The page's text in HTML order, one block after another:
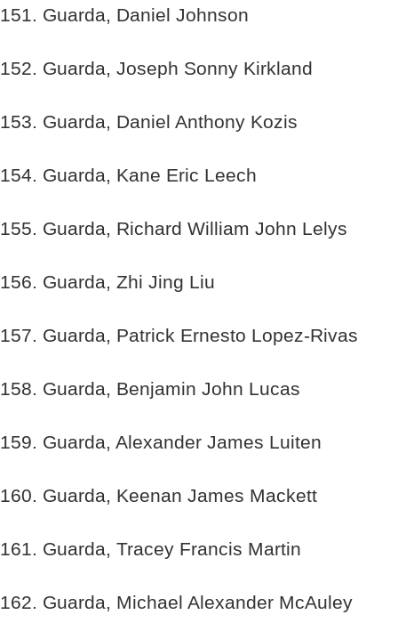
151. Guarda, Daniel Johnson
152. Guarda, Joseph Sonny Kirkland
153. Guarda, Daniel Anthony Kozis
154. Guarda, Kane Eric Leech
155. Guarda, Richard William John Lelys
156. Guarda, Zhi Jing Liu
157. Guarda, Patrick Ernesto Lopez-Rivas
158. Guarda, Benjamin John Lucas
159. Guarda, Alexander James Luiten
160. Guarda, Keenan James Mackett
161. Guarda, Tracey Francis Martin
162. Guarda, Michael Alexander McAuley